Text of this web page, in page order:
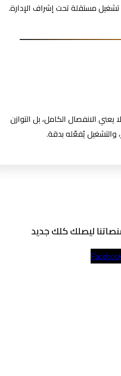
مستقلة تحت إشراف الإدارة.
الانفصال الكامل، بل التوازن
يُفعّله بدقة.
ليصلك كلك جديد